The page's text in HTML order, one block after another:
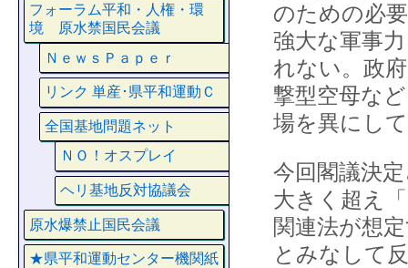
のための必
強大な軍事
れない。政
撃型空母な
場を異にし
今回閣議決
大きく超え
関連法が想
とみなして
フォーラム平和・人権・環
境 原水禁国民会議
ＮｅｗｓＰａｐｅｒ
リンク 単産･県平和運動Ｃ
全国基地問題ネット
ＮＯ！オスプレイ
ヘリ基地反対協議会
原水爆禁止国民会議
★県平和運動センター機関紙